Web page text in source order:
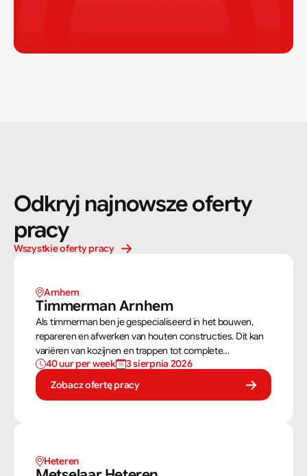
Odkryj najnowsze oferty
pracy
Wszystkie oferty pracy
Arnhem
Timmerman Arnhem
Als timmerman ben je gespecialiseerd in het bouwen,
repareren en afwerken van houten constructies. Dit kan
variëren van kozijnen en trappen tot complete
dakconstructies en gevels. Aan de hand van
bouwtekeningen zorg jij ervoor dat een constructie zowel
stevig als netjes is afgewerkt.
40 uur per week
3 sierpnia 2026
Zobacz ofertę pracy
Heteren